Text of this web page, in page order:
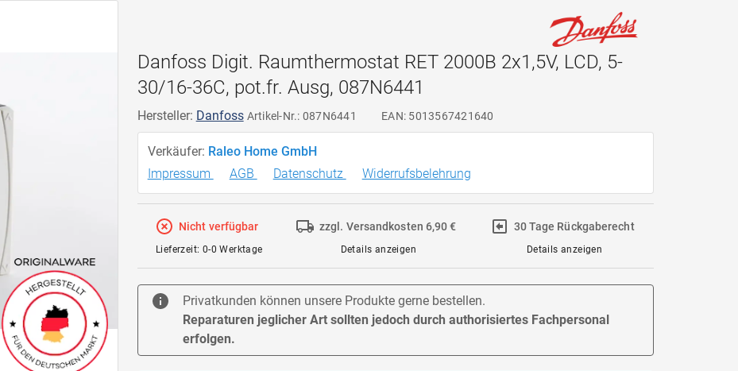
Danfoss Digit. Raumthermostat RET 2000B 2x1,5V, LCD, 5-
30/16-36C, pot.fr. Ausg, 087N6441
Hersteller: Danfoss Artikel-Nr.: 087N6441 EAN: 5013567421640
Verkäufer: Raleo Home GmbH
Impressum
AGB Datenschutz Widerrufsbelehrung
Nicht verfügbar
Lieferzeit: 0-0 Werktage
zzgl. Versandkosten 6,90 €
Details anzeigen
30 Tage Rückgaberecht
Details anzeigen
Privatkunden können unsere Produkte gerne bestellen.
Reparaturen jeglicher Art sollten jedoch durch authorisiertes Fachpersonal
erfolgen.